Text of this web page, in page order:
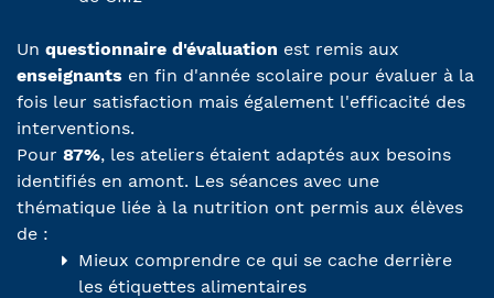
Un questionnaire d'évaluation est remis aux
enseignants en fin d'année scolaire pour évaluer à la
fois leur satisfaction mais également l'efficacité des
interventions.
Pour 87%, les ateliers étaient adaptés aux besoins
identifiés en amont. Les séances avec une
thématique liée à la nutrition ont permis aux élèves
de :
Mieux comprendre ce qui se cache derrière
les étiquettes alimentaires